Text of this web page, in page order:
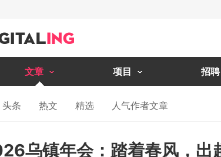
文章 项目 招聘
头条 热文 精选 人气作者文章
乌镇年会：踏着春风，出